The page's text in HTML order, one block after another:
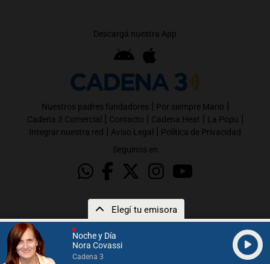
Noche y Día
Nora Covassi
Cadena 3
Elegí tu emisora
Descargá nuestra App
Nuestros padres fundadores | Por siempre Mario |
Cadena 3 Comercial | Contacto | Cadena Heat | La Popu |
Integrar nuestra red | Aviso Legal | Política de Privacidad
Seguinos en